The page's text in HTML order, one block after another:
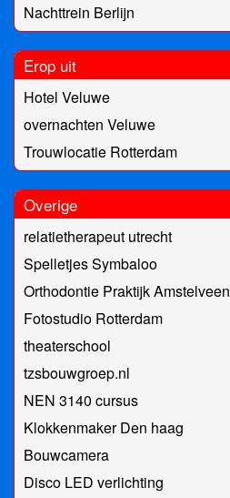
Nachttrein Berlijn
Erop uit
Hotel Veluwe
overnachten Veluwe
Trouwlocatie Rotterdam
Overige
relatietherapeut utrecht
Spelletjes Symbaloo
Orthodontie Praktijk Amstelveen
Fotostudio Rotterdam
theaterschool
tzsbouwgroep.nl
NEN 3140 cursus
Klokkenmaker Den haag
Bouwcamera
Disco LED verlichting